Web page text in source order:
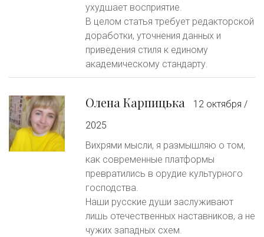
ухудшает восприятие.
В целом статья требует редакторской
доработки, уточнения данных и
приведения стиля к единому
академическому стандарту.
Олена Карпицька
12 октября /
2025
Вихрями мысли, я размышляю о том,
как современные платформы
превратились в орудие культурного
господства.
Наши русские души заслуживают
лишь отечественных наставников, а не
чужих западных схем.